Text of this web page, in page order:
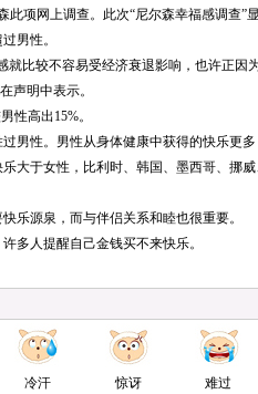
项网上调查。此次“尼尔森幸福感调查”
男性。
比较不容易受经济衰退影响，也许正因
声明中表示。
高出15%。
性。男性从身体健康中获得的快乐更多
大于女性，比利时、韩国、墨西哥、挪
源泉，而与伴侣关系和睦也很重要。
人提醒自己金钱买不来快乐。
冷汗 惊讶 难过